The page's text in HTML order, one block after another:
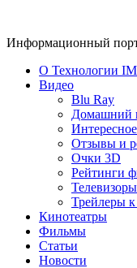
Информационный
О Технологии
Видео
Blu Ray
Домашний
Отзывы и
Очки 3D
Рейтинги
Трейлеры
Кинотеатры
Фильмы
Статьи
Новости